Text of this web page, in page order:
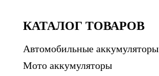
КАТАЛОГ ТОВАРОВ
Автомобильные аккумуляторы
Мото аккумуляторы